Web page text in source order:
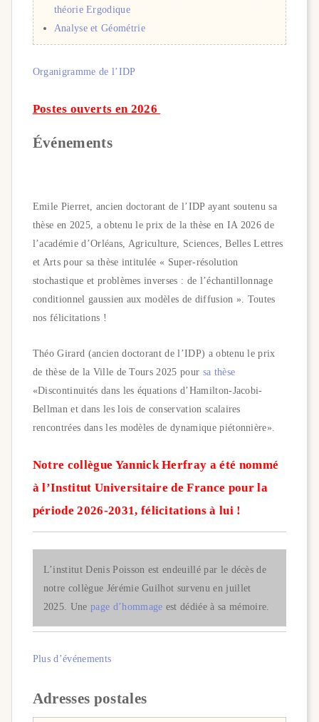
théorie Ergodique
Analyse et Géométrie
Organigramme de l’IDP
Postes ouverts en 2026
Événements
Emile Pierret, ancien doctorant de l’IDP ayant soutenu sa
thèse en 2025, a obtenu le prix de la thèse en IA 2026 de
l’académie d’Orléans, Agriculture, Sciences, Belles Lettres
et Arts pour sa thèse intitulée « Super-résolution
stochastique et problèmes inverses : de l’échantillonnage
conditionnel gaussien aux modèles de diffusion ». Toutes
nos félicitations !
Théo Girard (ancien doctorant de l’IDP) a obtenu le prix
de thèse de la Ville de Tours 2025 pour sa thèse
«Discontinuités dans les équations d’Hamilton-Jacobi-
Bellman et dans les lois de conservation scalaires
rencontrées dans les modèles de dynamique piétonnière».
Notre collègue Yannick Herfray a été nommé
à l’Institut Universitaire de France pour la
période 2026-2031, félicitations à lui !
L’institut Denis Poisson est endeuillé par le décès de
notre collègue Jérémie Guilhot survenu en juillet
2025. Une page d’hommage est dédiée à sa mémoire.
Plus d’événements
Adresses postales